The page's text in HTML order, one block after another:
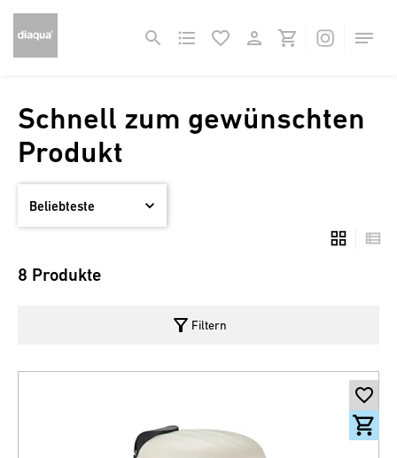
Schnell zum gewünschten
Produkt
8 Produkte
filter_alt Filtern